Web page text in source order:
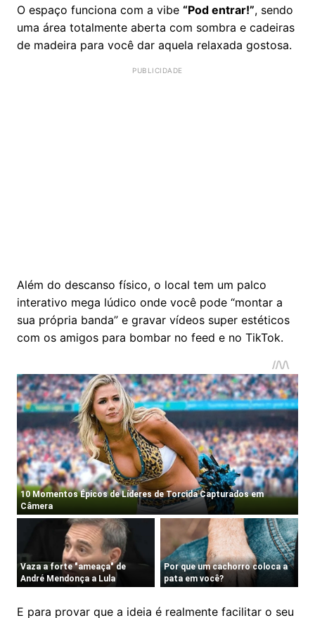
O espaço funciona com a vibe “Pod entrar!”, sendo
uma área totalmente aberta com sombra e cadeiras
de madeira para você dar aquela relaxada gostosa.
Além do descanso físico, o local tem um palco
interativo mega lúdico onde você pode “montar a
sua própria banda” e gravar vídeos super estéticos
com os amigos para bombar no feed e no TikTok.
E para provar que a ideia é realmente facilitar o seu